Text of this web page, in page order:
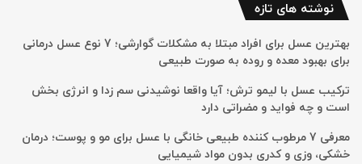
نوشته های تازه
بهترین عسل برای افراد مبتلا به مشکلات گوارشی؛ 7 نوع عسل درمانی
برای بهبود معده و روده به صورت طبیعی
ترکیب عسل با لیمو ترش؛ آیا واقعا نوشیدنی سم زدا و انرژی بخش
است و چه فواید و مضراتی دارد
معرفی 7 مرطوب کننده طبیعی خانگی با عسل برای مو و پوست؛ درمان
خشکی، وزی و کدری بدون مواد شیمیایی